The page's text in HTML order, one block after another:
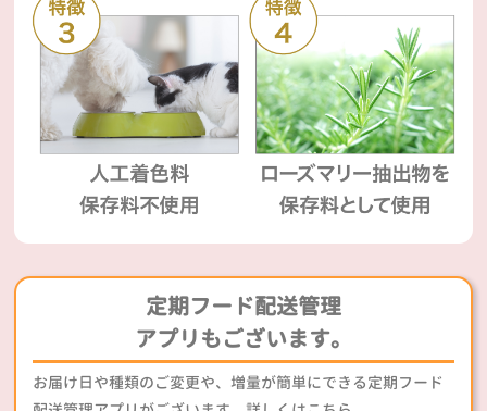
定期フード配送管理
アプリもございます。
お届け日や種類のご変更や、増量が簡単にできる定期フード